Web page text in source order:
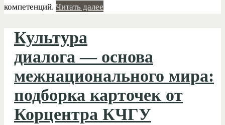
компетенций. Читать далее
Культура
диалога — основа
межнационального мира:
подборка карточек от
Корцентра КЧГУ